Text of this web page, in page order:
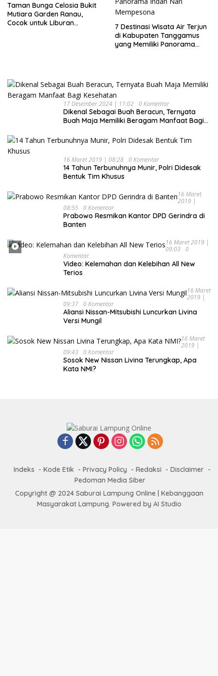
Taman Bunga Celosia Bukit
Mutiara Garden Ranau,
Cocok untuk Liburan
7 Destinasi Wisata Air Terjun
di Kabupaten Tanggamus
yang Memiliki Panorama
17 Desember 2024 | 11:02 0 Komentar
Dikenal Sebagai Buah Beracun, Ternyata
Buah Maja Memiliki Beragam Manfaat Bagi
16 Maret 2019 | 08:28 0 Komentar
14 Tahun Terbunuhnya Munir, Polri Didesak
Bentuk Tim Khusus
16 Maret
2019 |
08:55 0 Komentar
Prabowo Resmikan Kantor DPD Gerindra di
Banten
16 Maret 2019 |
09:03
0
Komentar
Video: Kelemahan dan Kelebihan All New
Terios
16 Maret
2019 |
09:37 0 Komentar
Aliansi Nissan-Mitsubishi Luncurkan Livina
Versi Mungil
16 Maret
2019 |
09:43
0 Komentar
Sosok New Nissan Livina Terungkap, Apa
Kata NMI?
Indeks Kode Etik Privacy Policy Redaksi
Disclaimer
Pedoman Media Siber
Copyright @ 2024 Saburai Lampung Online | Kebanggaan
Masyarakat Lampung. Powered by AI Studio